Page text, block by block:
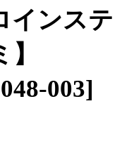
インステ
003]